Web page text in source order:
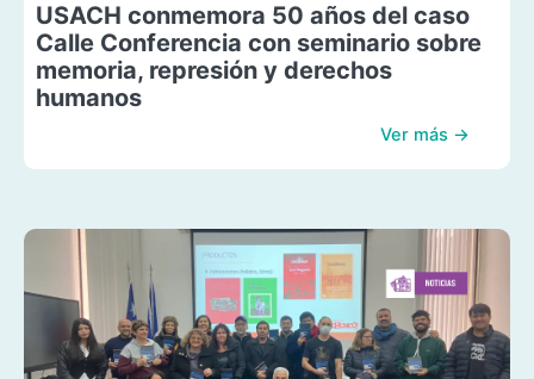
USACH conmemora 50 años del caso
Calle Conferencia con seminario sobre
memoria, represión y derechos
humanos
Ver más →